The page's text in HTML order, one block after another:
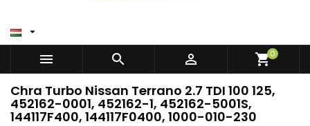

   shopping_cart0
Chra Turbo Nissan Terrano 2.7 TDI 100 125,
452162-0001, 452162-1, 452162-5001S,
144117F400, 144117F0400, 1000-010-230